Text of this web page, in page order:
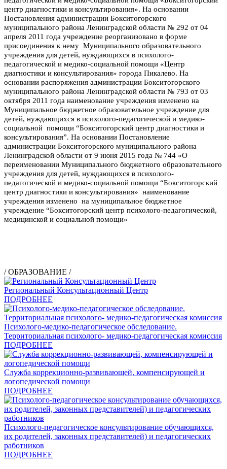
центр диагностики и консультирования». На основании
Постановления администрации Бокситогорского
муниципального района Ленинградской области № 292 от 04
апреля 2011 года учреждение реорганизовано в форме
присоединения к нему Муниципального образовательного
учреждения для детей, нуждающихся в психолого-
педагогической и медико-социальной помощи «Центр
диагностики и консультирования» города Пикалево. На
основании распоряжения администрации Бокситогорского
муниципального района Ленинградской области № 793 от 03
октября 2011 года наименование учреждения изменено на
Муниципальное бюджетное образовательное учреждение для
детей, нуждающихся в психолого-педагогической и медико-
социальной помощи “Бокситогорский центр диагностики и
консультирования”. На основании Постановление
администрации Бокситогорского муниципального района
Ленинградской области от 9 июня 2015 года № 744 «О
переименовании Муниципального бюджетного образовательного
учреждения для детей, нуждающихся в психолого-
педагогической и медико-социальной помощи “Бокситогорский
центр диагностики и консультирования» наименование
учреждения изменено на муниципальное бюджетное
учреждение “Бокситогорский центр психолого-педагогической,
медицинской и социальной помощи»
/ ОБРАЗОВАНИЕ /
Региональный Консультационный Центр
ПОДРОБНЕЕ
Психолого-медико-педагогическое обследование.
Территориальная психолого- медико-педагогическая комиссия
ПОДРОБНЕЕ
Служба коррекционно-развивающей, компенсирующей и
логопедической помощи
ПОДРОБНЕЕ
Психолого-педагогическое консультирование обучающихся,
их родителей, законных представителей) и педагогических
работников
ПОДРОБНЕЕ